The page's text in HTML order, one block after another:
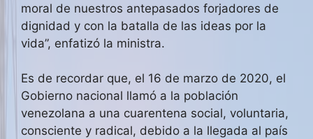
moral de nuestros antepasados forjadores de
dignidad y con la batalla de las ideas por la
vida”, enfatizó la ministra.
Es de recordar que, el 16 de marzo de 2020, el
Gobierno nacional llamó a la población
venezolana a una cuarentena social, voluntaria,
consciente y radical, debido a la llegada al país